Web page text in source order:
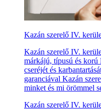
Kazán szerelő IV.
Kazán szerelő IV.
márkájú, típusú és korú
cseréjét és
garanciával Kazán
minket és mi örömmel
Kazán szerelő IV.